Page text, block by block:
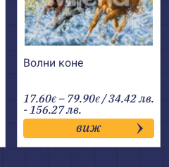
Волни коне
17.60€ – 79.90€Price
range:
17.60€
through
79.90€
/ 34.42 лв.
- 156.27 лв.
виж